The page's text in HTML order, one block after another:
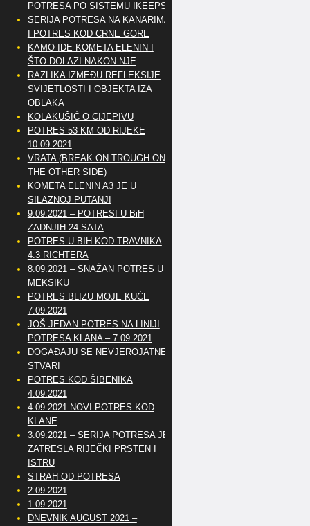
POTRESA PO SISTEMU IKEEPS
SERIJA POTRESA NA KANARIMA
I POTRES KOD CRNE GORE
KAMO IDE KOMETA ELENIN I
ŠTO DOLAZI NAKON NJE
RAZLIKA IZMEĐU REFLEKSIJE
SVIJETLOSTI I OBJEKTA IZA
OBLAKA
KOLAKUŠIĆ O CIJEPIVU
POTRES 53 KM OD RIJEKE
10.09.2021
VRATA (BREAK ON TROUGH ON
THE OTHER SIDE)
KOMETA ELENIN A3 JE U
SILAZNOJ PUTANJI
9.09.2021 – POTRESI U BiH
ZADNJIH 24 SATA
POTRES U BIH KOD TRAVNIKA
4.3 RICHTERA
8.09.2021 – SNAŽAN POTRES U
MEKSIKU
POTRES BLIZU MOJE KUĆE
7.09.2021
JOŠ JEDAN POTRES NA LINIJI
POTRESA KLANA – 7.09.2021
DOGAĐAJU SE NEVJEROJATNE
STVARI
POTRES KOD ŠIBENIKA
4.09.2021
4.09.2021 NOVI POTRES KOD
KLANE
3.09.2021 – SERIJA POTRESA JE
ZATRESLA RIJEČKI PRSTEN I
ISTRU
STRAH OD POTRESA
2.09.2021
1.09.2021
DNEVNIK AUGUST 2021 –